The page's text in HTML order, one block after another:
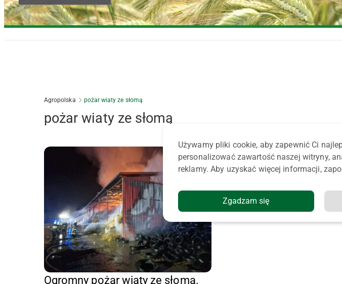
Agropolska pożar wiaty ze słomą
pożar wiaty ze słomą
Ogromny pożar wiaty ze słomą.
Używamy pliki cookie, aby zapewnić Ci
personalizować zawartość naszej witryny,
reklamy. Aby uzyskać więcej informacji,
Zgadzam się